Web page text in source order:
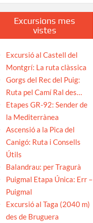
Excursions mes
vistes
Excursió al Castell del
Montgrí: La ruta clàssica
Gorgs del Rec del Puig:
Ruta pel Camí Ral des…
Etapes GR-92: Sender de
la Mediterrànea
Ascensió a la Pica del
Canigó: Ruta i Consells
Útils
Balandrau: per Tragurà
Puigmal Etapa Única: Err –
Puigmal
Excursió al Taga (2040 m)
des de Bruguera